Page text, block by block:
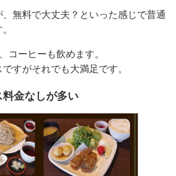
無料で大丈夫？といった感じで普通
コーヒーも飲めます。
すがそれでも大満足です。
金なしが多い